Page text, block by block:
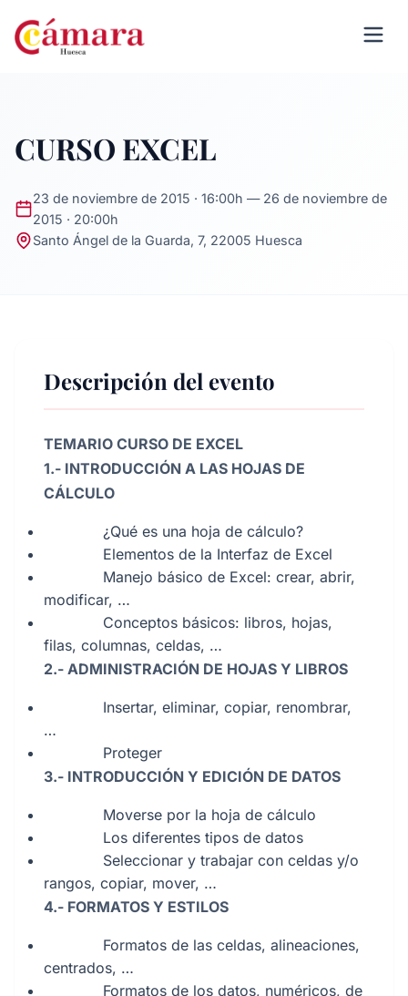
CURSO EXCEL
23 de noviembre de 2015 · 16:00h — 26 de noviembre de
2015 · 20:00h
Santo Ángel de la Guarda, 7, 22005 Huesca
Descripción del evento
TEMARIO CURSO DE EXCEL
1.- INTRODUCCIÓN A LAS HOJAS DE
CÁLCULO
¿Qué es una hoja de cálculo?
Elementos de la Interfaz de Excel
Manejo básico de Excel: crear, abrir,
modificar, …
Conceptos básicos: libros, hojas,
filas, columnas, celdas, …
2.- ADMINISTRACIÓN DE HOJAS Y LIBROS
Insertar, eliminar, copiar, renombrar,
…
Proteger
3.- INTRODUCCIÓN Y EDICIÓN DE DATOS
Moverse por la hoja de cálculo
Los diferentes tipos de datos
Seleccionar y trabajar con celdas y/o
rangos, copiar, mover, …
4.- FORMATOS Y ESTILOS
Formatos de las celdas, alineaciones,
centrados, …
Formatos de los datos, numéricos, de